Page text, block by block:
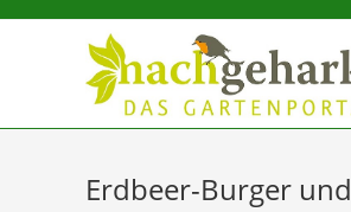
Sidebar-
Erdbeer-Burger